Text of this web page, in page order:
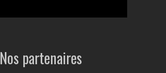
Nos partenaires